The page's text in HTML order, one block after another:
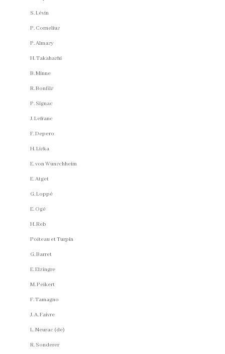
S. Lévin
P. Cornelius
P. Almasy
H. Takahashi
B. Minne
R. Bonfils
P. Signac
J. Lefranc
F. Depero
H. Liska
E. von Wunschheim
E. Atget
G. Loppé
E. Ogé
H. Reb
Poiteau et Turpin
G. Barret
E. Elzingre
M. Peikert
F. Tamagno
J. A. Faivre
L. Neurac (de)
R. Sonderer